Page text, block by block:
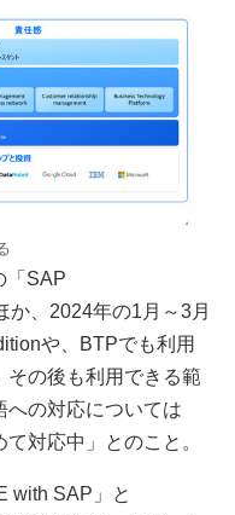
「SAP
か、2024年の1月～3月
や、BTPでも利用
その後も利用できる範
への対応については
対応中」とのこと。
with SAP」と